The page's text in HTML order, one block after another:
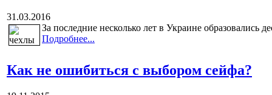
31.03.2016
За последние несколько лет в Украине образовались
Подробнее...
Как не ошибиться с выбором сейфа?